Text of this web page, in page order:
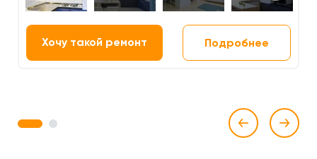
Хочу такой ремонт Подробнее
1 2